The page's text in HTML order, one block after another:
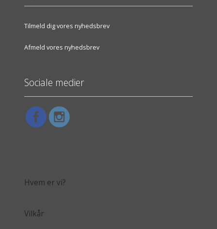
Tilmeld dig vores nyhedsbrev
Afmeld vores nyhedsbrev
Sociale medier
Hvem er vi?
Vilkår